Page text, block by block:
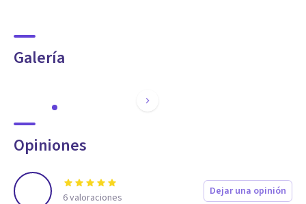
Galería
Opiniones
6valoraciones Dejar una opinión